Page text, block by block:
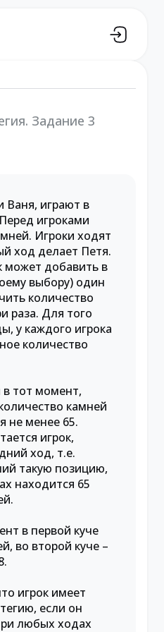
Задание 3
Ваня, играют в
игроками
Игроки ходят
ход делает Петя.
может добавить в
выбору) один
количество
раза. Для того
у каждого игрока
количество
в тот момент,
камней
не менее 65.
игрок,
ход, т.е.
такую позицию,
находится 65
в первой куче
во второй куче –
игрок имеет
если он
любых ходах